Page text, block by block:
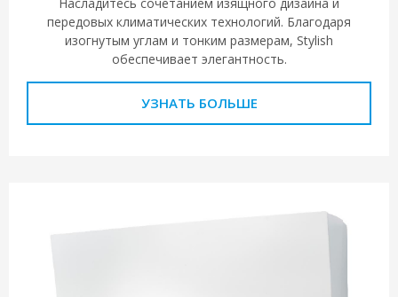
Насладитесь сочетанием изящного дизайна и
передовых климатических технологий. Благодаря
изогнутым углам и тонким размерам, Stylish
обеспечивает элегантность.
УЗНАТЬ БОЛЬШЕ